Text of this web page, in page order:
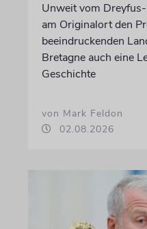
Unweit vom
am Originalort den
beeindruckenden
Bretagne auch eine
Geschichte
von Mark Feldon
02.08.2026